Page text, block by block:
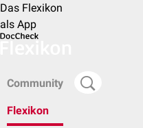
Das Flexikon
als App
Community
Flexikon